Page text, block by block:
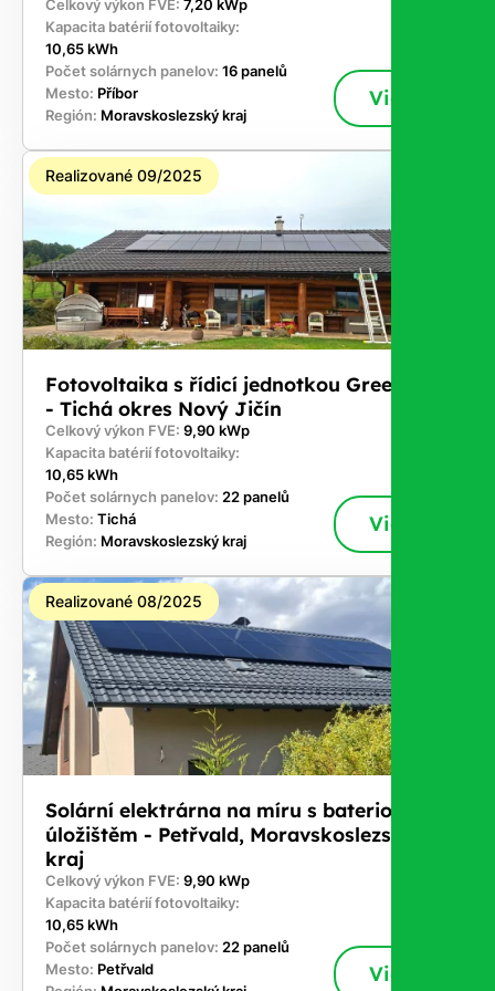
Celkový výkon FVE: 7,20 kWp
Kapacita batérií fotovoltaiky:
10,65 kWh
Počet solárnych panelov: 16 panelů
Mesto: Příbor
Región: Moravskoslezský kraj
Viac
Realizované 09/2025
Fotovoltaika s řídicí jednotkou GreenBox
- Tichá okres Nový Jičín
Celkový výkon FVE: 9,90 kWp
Kapacita batérií fotovoltaiky:
10,65 kWh
Počet solárnych panelov: 22 panelů
Mesto: Tichá
Región: Moravskoslezský kraj
Viac
Realizované 08/2025
Solární elektrárna na míru s bateriovým
úložištěm - Petřvald, Moravskoslezský
kraj
Celkový výkon FVE: 9,90 kWp
Kapacita batérií fotovoltaiky:
10,65 kWh
Počet solárnych panelov: 22 panelů
Mesto: Petřvald
Viac